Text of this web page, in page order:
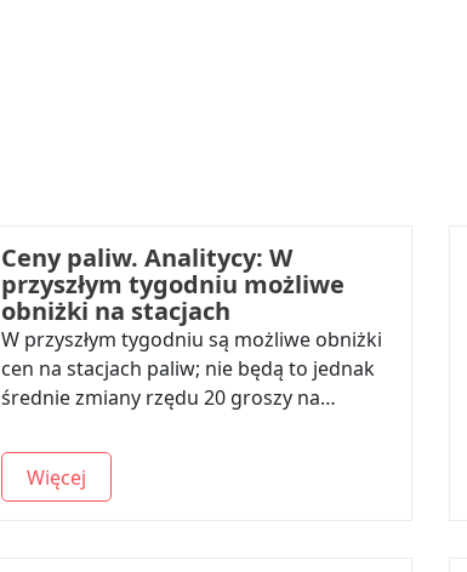
Ceny paliw. Analitycy: W
przyszłym tygodniu możliwe
obniżki na stacjach
W przyszłym tygodniu są możliwe obniżki
cen na stacjach paliw; nie będą to jednak
średnie zmiany rzędu 20 groszy na…
Więcej